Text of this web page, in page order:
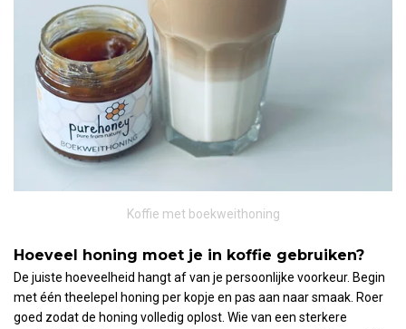
Koffie met boekweithoning
Hoeveel honing moet je in koffie gebruiken?
De juiste hoeveelheid hangt af van je persoonlijke voorkeur. Begin
met één theelepel honing per kopje en pas aan naar smaak. Roer
goed zodat de honing volledig oplost. Wie van een sterkere